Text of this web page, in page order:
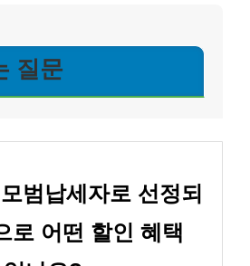
질문
범납세자로 선정되
로 어떤 할인 혜택